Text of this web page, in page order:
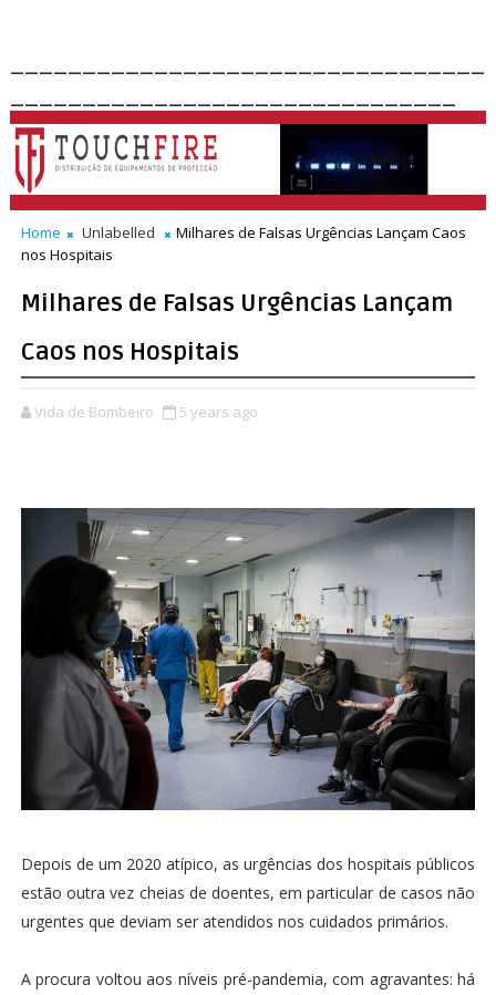
Home Unlabelled
Milhares de Falsas Urgências Lançam Caos
nos Hospitais
Milhares de Falsas Urgências Lançam
Caos nos Hospitais
Vida de Bombeiro 5 years ago
Depois de um 2020 atípico, as urgências dos hospitais públicos
estão outra vez cheias de doentes, em particular de casos não
urgentes que deviam ser atendidos nos cuidados primários.
A procura voltou aos níveis pré-pandemia, com agravantes: há